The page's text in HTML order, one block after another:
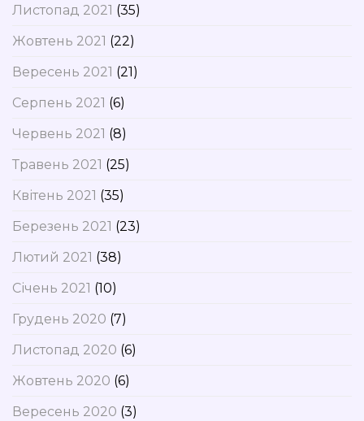
Листопад 2021 (35)
Жовтень 2021 (22)
Вересень 2021 (21)
Серпень 2021 (6)
Червень 2021 (8)
Травень 2021 (25)
Квітень 2021 (35)
Березень 2021 (23)
Лютий 2021 (38)
Січень 2021 (10)
Грудень 2020 (7)
Листопад 2020 (6)
Жовтень 2020 (6)
Вересень 2020 (3)